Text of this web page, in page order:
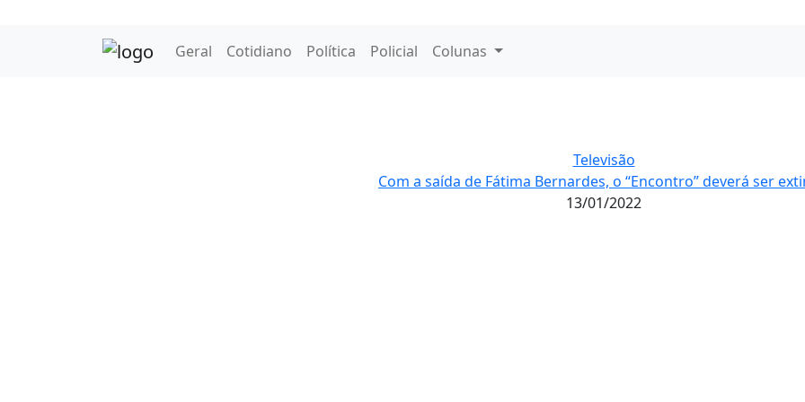
Geral Cotidiano Política Policial Colunas
Televisão
Com a saída de Fátima Bernardes, o “Encontro” deverá ser
13/01/2022